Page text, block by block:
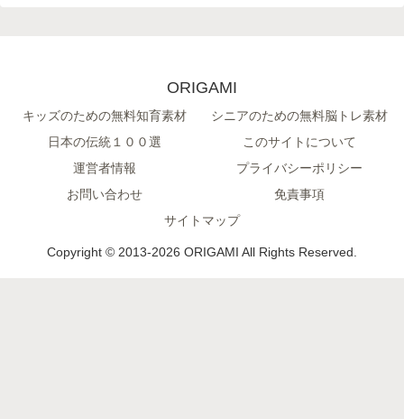
ORIGAMI
キッズのための無料知育素材
シニアのための無料脳トレ素材
日本の伝統１００選
このサイトについて
運営者情報
プライバシーポリシー
お問い合わせ
免責事項
サイトマップ
Copyright © 2013-2026 ORIGAMI All Rights Reserved.